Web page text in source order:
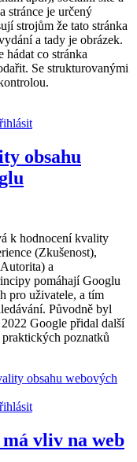
stránce je určený
strojům že tato stránka
a tady je obrázek.
hádat co stránka
Se strukturovanými
obsahu
k hodnocení kvality
(Zkušenost),
a
pomáhají Googlu
pro uživatele, a tím
Původně byl
Google přidal další
poznatků
obsahu webových
vliv na web